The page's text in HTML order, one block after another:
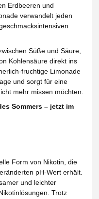
Erdbeeren und
verwandelt jeden
Süße und Säure,
Kohlensäure direkt ins
fruchtige Limonade
und sorgt für eine
mehr missen möchten.
Sommers – jetzt im
Form von Nikotin, die
pH-Wert erhält.
und leichter
Trotz